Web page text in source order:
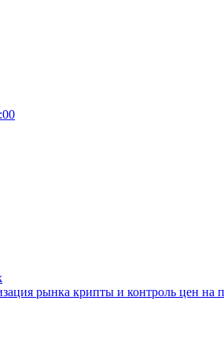
рынка крипты и контроль цен на